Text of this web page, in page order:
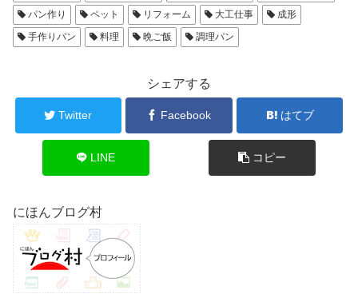
パン作り
ペット リフォーム 大工仕事
成形
手作りパン
料理 晩ご飯 調理パン
シェアする
Twitter Facebook はてブ
LINE コピー
にほんブログ村